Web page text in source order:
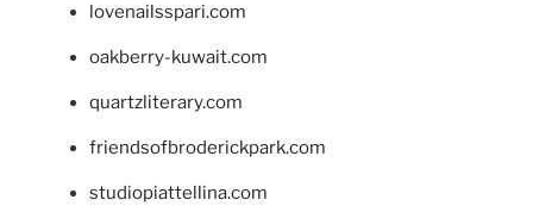
lovenailsspari.com
oakberry-kuwait.com
quartzliterary.com
friendsofbroderickpark.com
studiopiattellina.com